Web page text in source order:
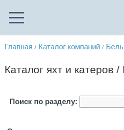
Главная / Каталог компаний /
Каталог яхт и
Поиск по разделу: